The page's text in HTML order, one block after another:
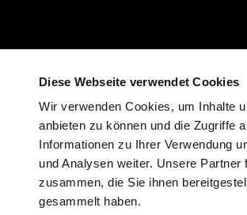
Diese Webseite verwendet Cookies
Wir verwenden Cookies, um Inhalte
anbieten zu können und die Zugriffe
Informationen zu Ihrer Verwendung
und Analysen weiter. Unsere
zusammen, die Sie ihnen
gesammelt haben.
MwSt., Transport und Fahrzeugprüfbericht (Form.
dienen nur zur Darstellung der Farbe.
gegenüber der Wiedergabe in Bild sind möglich.
Sämtliche Angaben sind unverbindlich. In
möglich. Die montagekosten sind nicht im Preis